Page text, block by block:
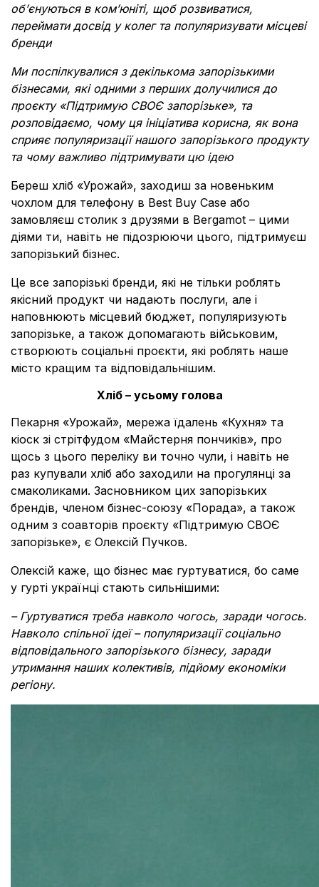
обʼєнуються в комʼюніті, щоб розвиватися,
переймати досвід у колег та популяризувати місцеві
бренди
Ми поспілкувалися з декількома запорізькими
бізнесами, які одними з перших долучилися до
проєкту «Підтримую СВОЄ запорізьке», та
розповідаємо, чому ця ініціатива корисна, як вона
сприяє популяризації нашого запорізького продукту
та чому важливо підтримувати цю ідею
Береш хліб «Урожай», заходиш за новеньким
чохлом для телефону в Best Buy Case або
замовляєш столик з друзями в Bergamot – цими
діями ти, навіть не підозрюючи цього, підтримуєш
запорізький бізнес.
Це все запорізькі бренди, які не тільки роблять
якісний продукт чи надають послуги, але і
наповнюють місцевий бюджет, популяризують
запорізьке, а також допомагають військовим,
створюють соціальні проєкти, які роблять наше
місто кращим та відповідальнішим.
Хліб – усьому голова
Пекарня «Урожай», мережа їдалень «Кухня» та
кіоск зі стрітфудом «Майстерня пончиків», про
щось з цього переліку ви точно чули, і навіть не
раз купували хліб або заходили на прогулянці за
смаколиками. Засновником цих запорізьких
брендів, членом бізнес-союзу «Порада», а також
одним з соавторів проєкту «Підтримую СВОЄ
запорізьке», є Олексій Пучков.
Олексій каже, що бізнес має гуртуватися, бо саме
у гурті українці стають сильнішими:
– Гуртуватися треба навколо чогось, заради чогось.
Навколо спільної ідеї – популяризації соціально
відповідального запорізького бізнесу, заради
утримання наших колективів, підйому економіки
регіону.